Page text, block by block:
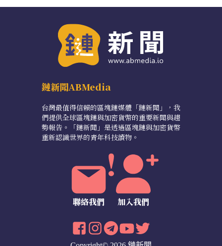
鏈新聞ABMedia
台灣最值得信賴的區塊鏈媒體「鏈新聞」，我
們提供全球區塊鏈與加密貨幣的重要新聞與趨
勢報告。「鏈新聞」是透過區塊鏈與加密貨幣
重新認識世界的青年科技讀物。
聯絡我們 加入我們